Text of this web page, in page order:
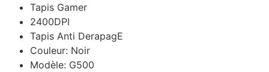
Tapis Gamer
2400DPI
Tapis Anti DerapagE
Couleur: Noir
Modèle: G500